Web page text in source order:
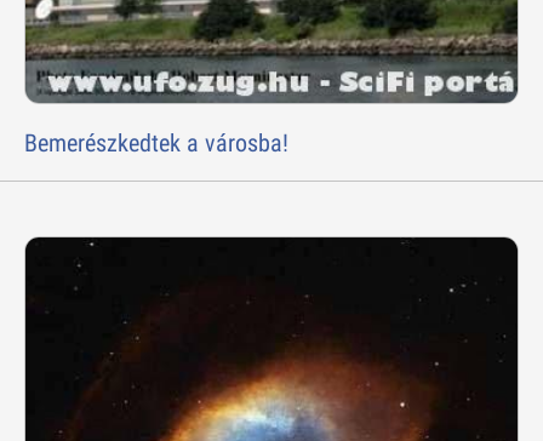
Bemerészkedtek a városba!